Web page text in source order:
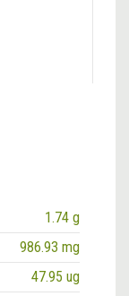
1.74 g
986.93 mg
47.95 ug